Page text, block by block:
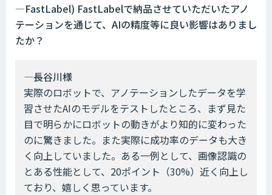
―FastLabel) FastLabelで納品させていただいたアノ
テーションを通じて、AIの精度等に良い影響はありまし
たか？
―長谷川様
実際のロボットで、アノテーションしたデータを学
習させたAIのモデルをテストしたところ、まず見た
目で明らかにロボットの動きがより知的に変わった
のに驚きました。また実際に成功率のデータも大き
く向上していました。ある一例として、画像認識の
とある性能として、20ポイント（30%）近く向上し
ており、嬉しく思っています。